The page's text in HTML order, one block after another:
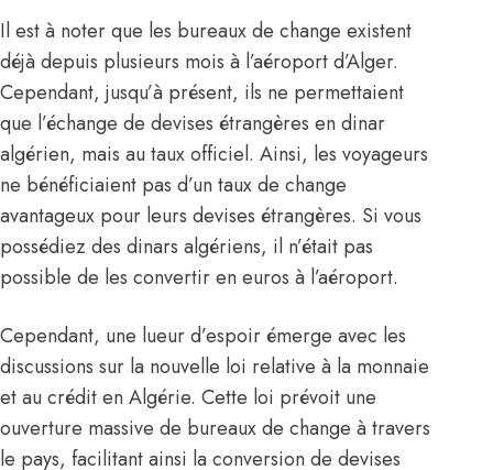
Il est à noter que les bureaux de change existent
déjà depuis plusieurs mois à l’aéroport d’Alger.
Cependant, jusqu’à présent, ils ne permettaient
que l’échange de devises étrangères en dinar
algérien, mais au taux officiel. Ainsi, les voyageurs
ne bénéficiaient pas d’un taux de change
avantageux pour leurs devises étrangères. Si vous
possédiez des dinars algériens, il n’était pas
possible de les convertir en euros à l’aéroport.
Cependant, une lueur d’espoir émerge avec les
discussions sur la nouvelle loi relative à la monnaie
et au crédit en Algérie. Cette loi prévoit une
ouverture massive de bureaux de change à travers
le pays, facilitant ainsi la conversion de devises